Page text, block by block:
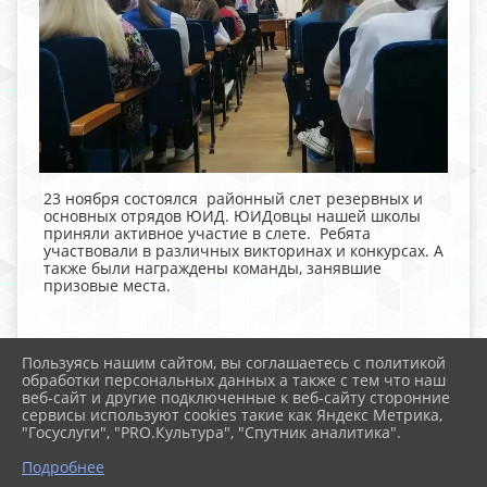
23 ноября состоялся районный слет резервных и
основных отрядов ЮИД. ЮИДовцы нашей школы
приняли активное участие в слете. Ребята
участвовали в различных викторинах и конкурсах. А
также были награждены команды, занявшие
призовые места.
2026 г. school-105.ru
Вход
Карта сайта
Политика обработки персональных данных
Пользуясь нашим сайтом, вы соглашаетесь с политикой
обработки персональных данных а также с тем что наш
веб-сайт и другие подключенные к веб-сайту сторонние
сервисы используют cookies такие как Яндекс Метрика,
"Госуслуги", "PRO.Культура", "Спутник аналитика".
Подробнее